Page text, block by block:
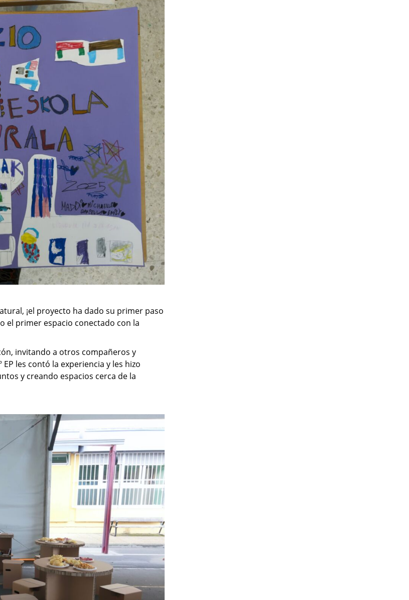
¡el proyecto ha dado su primer paso
el primer espacio conectado con la
invitando a otros compañeros y
les contó la experiencia y les hizo
y creando espacios cerca de la